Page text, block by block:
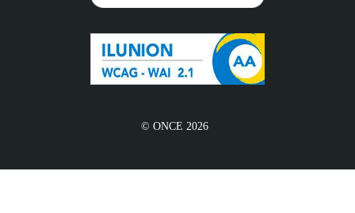
© ONCE 2026